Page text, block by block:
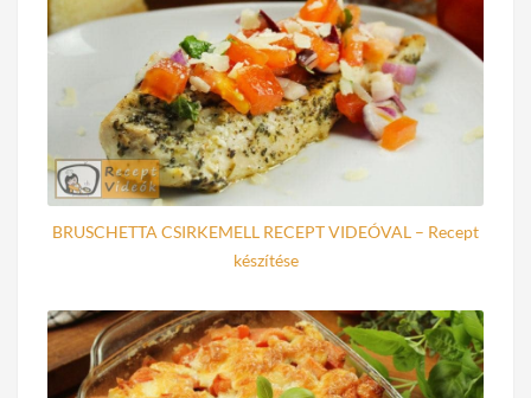
BRUSCHETTA CSIRKEMELL RECEPT VIDEÓVAL – Recept
készítése